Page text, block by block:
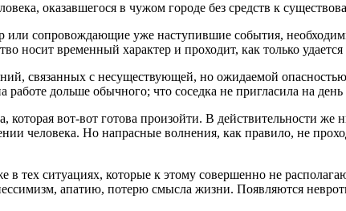
оказавшегося в чужом городе без средств к
сопровождающие уже наступившие события,
носит временный характер и проходит, как только
связанных с несуществующей, но ожидаемой
работе дольше обычного; что соседка не пригласила на
которая вот-вот готова произойти. В действительности
человека. Но напрасные волнения, как правило, не
в тех ситуациях, которые к этому совершенно не
апатию, потерю смысла жизни. Появляются